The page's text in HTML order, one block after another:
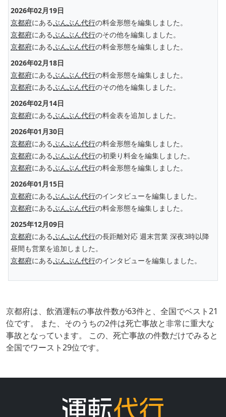
2026年02月19日
京都府にあるぶんぶん代行の料金形態を編集しました。
京都府にあるぶんぶん代行のその他を編集しました。
京都府にあるぶんぶん代行の料金形態を編集しました。
2026年02月18日
京都府にあるぶんぶん代行の料金形態を編集しました。
京都府にあるぶんぶん代行のその他を編集しました。
2026年02月14日
京都府にあるぶんぶん代行の料金表を追加しました。
2026年01月30日
京都府にあるぶんぶん代行の料金形態を編集しました。
京都府にあるぶんぶん代行の初乗り料金を編集しました。
京都府にあるぶんぶん代行の料金形態を編集しました。
2026年01月15日
京都府にあるぶんぶん代行のインタビューを編集しました。
京都府にあるぶんぶん代行の料金形態を編集しました。
2025年12月09日
京都府にあるぶんぶん代行の長距離対応 週末営業 深夜3時以降
昼間も営業を追加しました。
京都府にあるぶんぶん代行のインタビューを編集しました。
京都府は、飲酒運転の事故件数が63件と、全国でベスト21
位です。 また、そのうちの2件は死亡事故と非常に重大な
事故となっています。 この、死亡事故の件数だけでみると
全国でワースト29位です。